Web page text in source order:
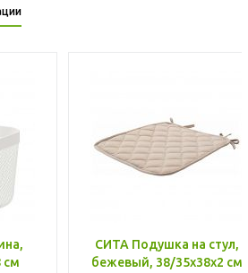
см
СИТА Подушка на стул,
бежевый, 38/35x38x2 см